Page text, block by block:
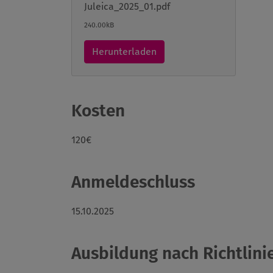
Juleica_2025_01.pdf
240.00kB
Herunterladen
Kosten
120€
Anmeldeschluss
15.10.2025
Ausbildung nach